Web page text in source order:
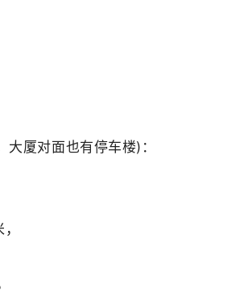
厦对面也有停车楼)：